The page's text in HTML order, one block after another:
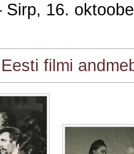
Sirp, 16.
filmi